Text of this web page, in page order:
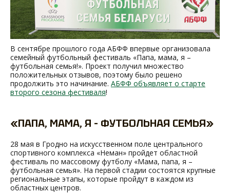
В сентябре прошлого года АБФФ впервые организовала
семейный футбольный фестиваль «Папа, мама, я –
футбольная семья!». Проект получил множество
положительных отзывов, поэтому было решено
продолжить это начинание. АБФФ объявляет о старте
второго сезона фестиваля!
«ПАПА, МАМА, Я – ФУТБОЛЬНАЯ СЕМЬЯ»
28 мая в Гродно на искусственном поле центрального
спортивного комплекса «Неман» пройдет областной
фестиваль по массовому футболу «Мама, папа, я –
футбольная семья». На первой стадии состоятся крупные
региональные этапы, которые пройдут в каждом из
областных центров.